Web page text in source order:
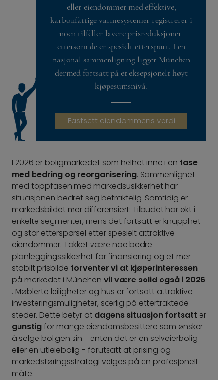
eller eiendommer med effektive,
karbonfattige varmesystemer registrerer i
noen tilfeller lavere prisreduksjoner,
ettersom de er spesielt etterspurt. I en
nasjonal sammenligning ligger München
dermed fortsatt på et eksepsjonelt høyt
kjøpesumsnivå.
Fastsett eiendommens verdi
I 2026 er boligmarkedet som helhet inne i en fase
med bedring og reorganisering. Sammenlignet
med toppfasen med markedsusikkerhet har
situasjonen bedret seg betraktelig. Samtidig er
markedsbildet mer differensiert: Tilbudet har økt i
enkelte segmenter, mens det fortsatt er knapphet
og stor etterspørsel etter spesielt attraktive
eiendommer. Takket være noe bedre
planleggingssikkerhet for finansiering og et mer
stabilt prisbilde forventer vi at kjøperinteressen
på markedet i München vil være solid også i 2026
. Møblerte leiligheter og hus er fortsatt attraktive
investeringsmuligheter, særlig på ettertraktede
steder. Dette betyr at dagens situasjon fortsatt er
gunstigfor mange eiendomsbesittere som ønsker
å selge boligen sin - enten det er en selveierbolig
eller en utleiebolig - forutsatt at prising og
markedsføringsstrategi velges på en profesjonell
måte.